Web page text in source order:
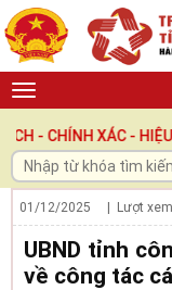
XÁC - HIỆU
01/12/2025 | Lượt xem
UBND tỉnh
về công tác